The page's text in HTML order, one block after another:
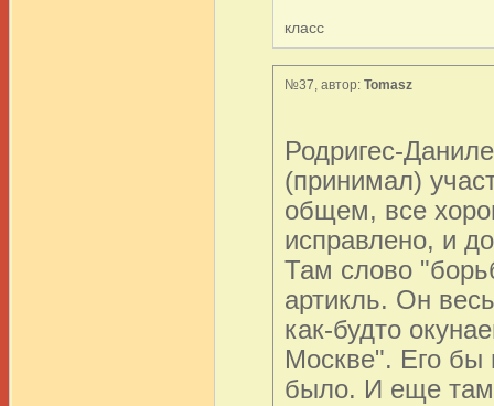
класс
№37, автор: Tomasz
Родригес-
(принимал)
общем, все
исправлено, и
Там слово
артикль. Он
как-будто
Москве". Его бы
было. И еще там